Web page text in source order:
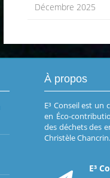
Décembre 2025
À propos
E³ Conseil est
en Éco-
des déchets des
Christèle Chancrin.
E³